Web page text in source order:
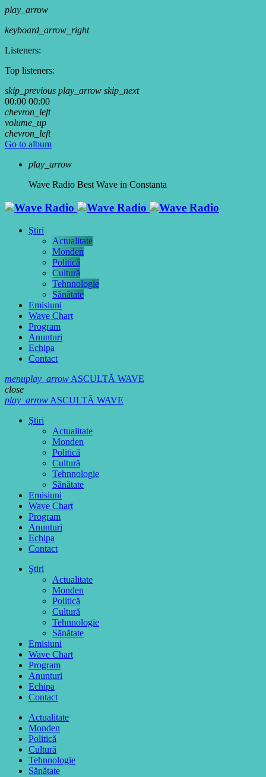
play_arrow
keyboard_arrow_right
Listeners:
Top listeners:
skip_previous play_arrow skip_next
00:00 00:00
chevron_left
volume_up
chevron_left
Go to album
play_arrow
Wave Radio Best Wave in Constanta
Ştiri
Actualitate
Monden
Politică
Cultură
Tehnnologie
Sănătate
Emisiuni
Wave Chart
Program
Anunturi
Echipa
Contact
menuplay_arrowASCULTĂ WAVE
close
play_arrowASCULTĂ WAVE
Ştiri
Actualitate
Monden
Politică
Cultură
Tehnnologie
Sănătate
Emisiuni
Wave Chart
Program
Anunturi
Echipa
Contact
Ştiri
Actualitate
Monden
Politică
Cultură
Tehnnologie
Sănătate
Emisiuni
Wave Chart
Program
Anunturi
Echipa
Contact
Actualitate
Monden
Politică
Cultură
Tehnnologie
Sănătate